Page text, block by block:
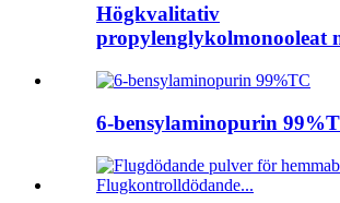
Högkvalitativ
propylenglykolmonooleat
6-bensylaminopurin